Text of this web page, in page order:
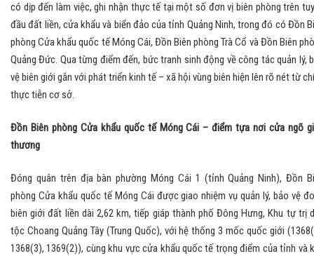
có dịp đến làm việc, ghi nhận thực tế tại một số đơn vị biên phòng trên
đầu đất liền, cửa khẩu và biển đảo của tỉnh Quảng Ninh, trong đó có Đồn
phòng Cửa khẩu quốc tế Móng Cái, Đồn Biên phòng Trà Cổ và Đồn Biên
Quảng Đức. Qua từng điểm đến, bức tranh sinh động về công tác quản lý,
vệ biên giới gắn với phát triển kinh tế – xã hội vùng biên hiện lên rõ nét từ
thực tiễn cơ sở.
Đồn Biên phòng Cửa khẩu quốc tế Móng Cái – điểm tựa nơi cửa ngõ
thương
Đóng quân trên địa bàn phường Móng Cái 1 (tỉnh Quảng Ninh), Đồn
phòng Cửa khẩu quốc tế Móng Cái được giao nhiệm vụ quản lý, bảo vệ
biên giới đất liền dài 2,62 km, tiếp giáp thành phố Đông Hưng, Khu tự trị
tộc Choang Quảng Tây (Trung Quốc), với hệ thống 3 mốc quốc giới
1368(3), 1369(2)), cùng khu vực cửa khẩu quốc tế trọng điểm của tỉnh và